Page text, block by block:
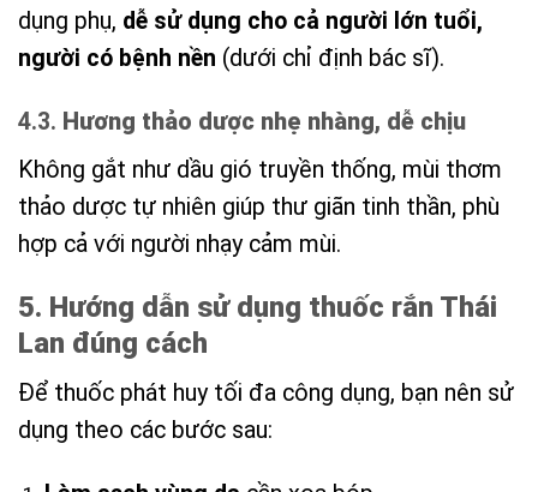
dụng phụ, dễ sử dụng cho cả người lớn tuổi,
người có bệnh nền (dưới chỉ định bác sĩ).
4.3. Hương thảo dược nhẹ nhàng, dễ chịu
Không gắt như dầu gió truyền thống, mùi thơm
thảo dược tự nhiên giúp thư giãn tinh thần, phù
hợp cả với người nhạy cảm mùi.
5. Hướng dẫn sử dụng thuốc rắn Thái
Lan đúng cách
Để thuốc phát huy tối đa công dụng, bạn nên sử
dụng theo các bước sau: